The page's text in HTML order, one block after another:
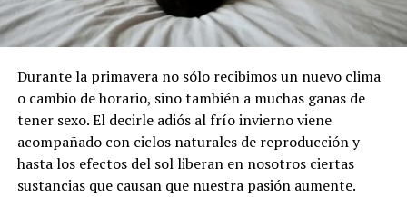
Durante la primavera no sólo recibimos un nuevo clima
o cambio de horario, sino también a muchas ganas de
tener sexo. El decirle adiós al frío invierno viene
acompañado con ciclos naturales de reproducción y
hasta los efectos del sol liberan en nosotros ciertas
sustancias que causan que nuestra pasión aumente.